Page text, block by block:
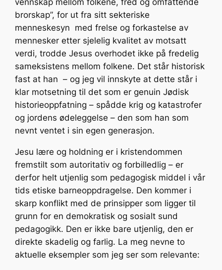
vennskap mellom folkene, fred og omfattende
brorskap”, for ut fra sitt sekteriske
menneskesyn med frelse og forkastelse av
mennesker etter sjelelig kvalitet av motsatt
verdi, trodde Jesus overhodet ikke på fredelig
sameksistens mellom folkene. Det står historisk
fast at han – og jeg vil innskyte at dette står i
klar motsetning til det som er genuin Jødisk
historieoppfatning – spådde krig og katastrofer
og jordens ødeleggelse – den som han som
nevnt ventet i sin egen generasjon.
Jesu lære og holdning er i kristendommen
fremstilt som autoritativ og forbilledlig – er
derfor helt utjenlig som pedagogisk middel i vår
tids etiske barneoppdragelse. Den kommer i
skarp konflikt med de prinsipper som ligger til
grunn for en demokratisk og sosialt sund
pedagogikk. Den er ikke bare utjenlig, den er
direkte skadelig og farlig. La meg nevne to
aktuelle eksempler som jeg ser som relevante: